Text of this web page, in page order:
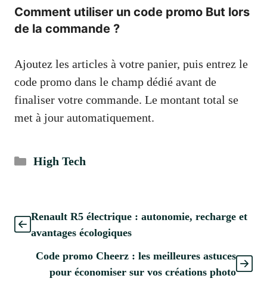
Comment utiliser un code promo But lors
de la commande ?
Ajoutez les articles à votre panier, puis entrez le
code promo dans le champ dédié avant de
finaliser votre commande. Le montant total se
met à jour automatiquement.
Catégories
High Tech
Renault R5 électrique : autonomie, recharge et
avantages écologiques
Code promo Cheerz : les meilleures astuces
pour économiser sur vos créations photo